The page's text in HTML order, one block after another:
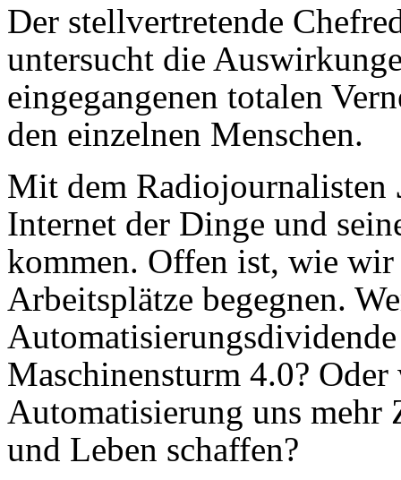
Der stellvertretende
untersucht die
eingegangenen totalen
den einzelnen Menschen.
Mit dem Radiojournalisten
Internet der Dinge und
kommen. Offen ist, wie
Arbeitsplätze begegnen.
Maschinensturm 4.0?
Automatisierung uns
und Leben schaffen?